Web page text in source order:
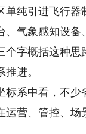
引进飞行器
、气象感知设备
字概括这种思
进。
中看，不少
运营、管控、